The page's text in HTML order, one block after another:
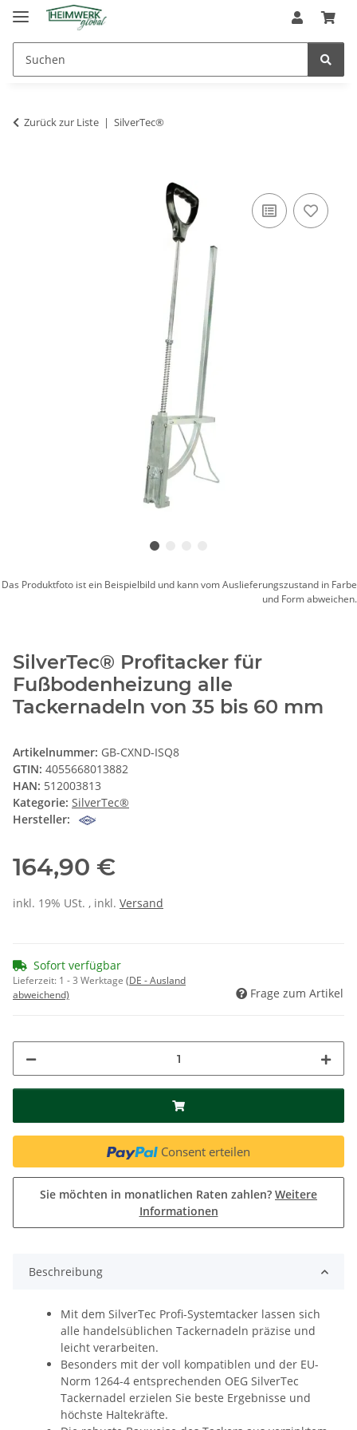
Zurück zur Liste SilverTec®
Das Produktfoto ist ein Beispielbild und kann vom Auslieferungszustand in Farbe
und Form abweichen.
SilverTec® Profitacker für
Fußbodenheizung alle
Tackernadeln von 35 bis 60 mm
Artikelnummer: GB-CXND-ISQ8
GTIN: 4055668013882
HAN: 512003813
Kategorie: SilverTec®
Hersteller:
164,90 €
inkl. 19% USt. , inkl. Versand
Sofort verfügbar
Lieferzeit: 1 - 3 Werktage (DE - Ausland
abweichend)
Frage zum Artikel
Consent erteilen
Sie möchten in monatlichen Raten zahlen? Weitere
Informationen
Beschreibung
Mit dem SilverTec Profi-Systemtacker lassen sich
alle handelsüblichen Tackernadeln präzise und
leicht verarbeiten.
Besonders mit der voll kompatiblen und der EU-
Norm 1264-4 entsprechenden OEG SilverTec
Tackernadel erzielen Sie beste Ergebnisse und
höchste Haltekräfte.